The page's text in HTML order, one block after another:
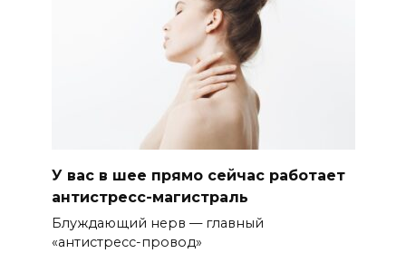
У вас в шее прямо сейчас работает
антистресс-магистраль
Блуждающий нерв — главный
«антистресс-провод»